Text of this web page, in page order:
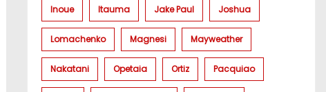
Inoue Itauma Jake Paul Joshua
Lomachenko Magnesi Mayweather
Nakatani Opetaia Ortiz Pacquiao